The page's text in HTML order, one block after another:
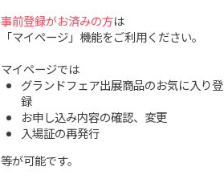
事前登録がお済みの方は
「マイページ」機能をご利用ください。
マイページでは
グランドフェア出展商品のお気に入り登
録
お申し込み内容の確認、変更
入場証の再発行
等が可能です。